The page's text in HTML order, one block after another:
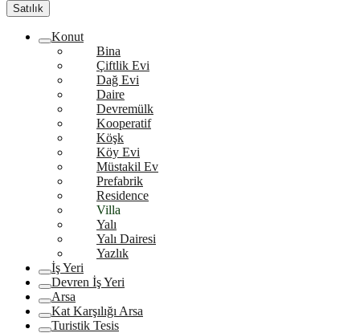
Satılık
Konut
Bina
Çiftlik Evi
Dağ Evi
Daire
Devremülk
Kooperatif
Köşk
Köy Evi
Müstakil Ev
Prefabrik
Residence
Villa
Yalı
Yalı Dairesi
Yazlık
İş Yeri
Devren İş Yeri
Arsa
Kat Karşılığı Arsa
Turistik Tesis